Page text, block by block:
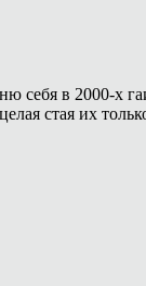
себя в 2000-х
стая их